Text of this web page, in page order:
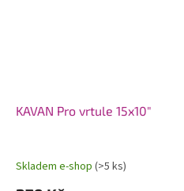
KAVAN Pro vrtule 15x10"
Skladem e-shop (>5 ks)